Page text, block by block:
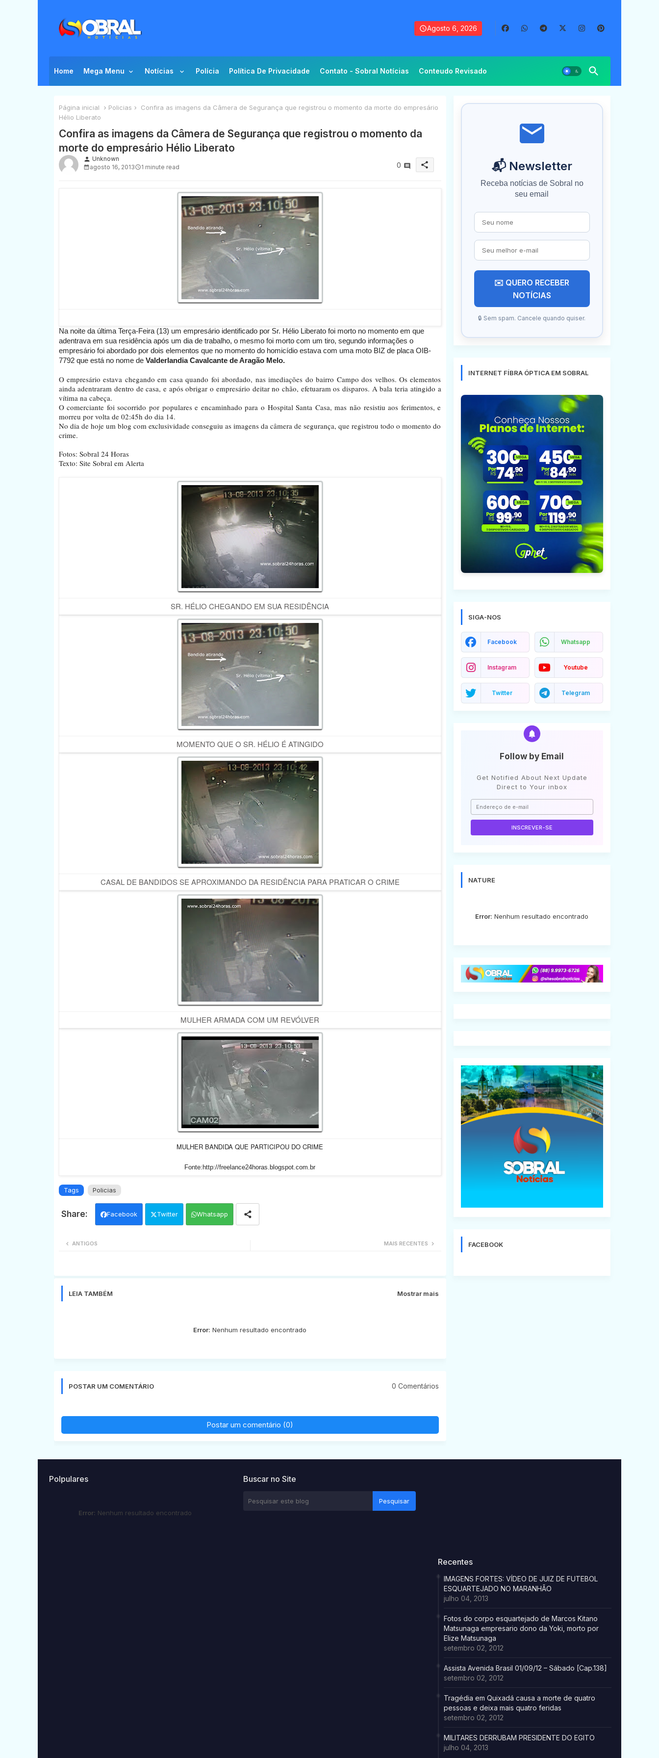
Agosto 6, 2026
Home Mega Menu Notícias Polícia Política De Privacidade Contato - Sobral Notícias Conteudo Revisado
Página inicial Policias
Confira as imagens da Câmera de Segurança que registrou o momento da morte do empresário
Hélio Liberato
Confira as imagens da Câmera de Segurança que registrou o momento da
morte do empresário Hélio Liberato
person Unknown
agosto 16, 2013
1 minute read 0 share
Na noite da última Terça-Feira (13) um empresário identificado por Sr. Hélio Liberato foi morto no momento em que
adentrava em sua residência após um dia de trabalho, o mesmo foi morto com um tiro, segundo informações o
empresário foi abordado por dois elementos que no momento do homicídio estava com uma moto BIZ de placa OIB-
7792 que está no nome de Valderlandia Cavalcante de Aragão Melo.
O empresário estava chegando em casa quando foi abordado, nas imediações do bairro Campo dos velhos. Os elementos
ainda adentraram dentro de casa, e após obrigar o empresário deitar no chão, efetuaram os disparos. A bala teria atingido a
vítima na cabeça.
O comerciante foi socorrido por populares e encaminhado para o Hospital Santa Casa, mas não resistiu aos ferimentos, e
morreu por volta de 02:45h do dia 14.
No dia de hoje um blog com exclusividade conseguiu as imagens da câmera de segurança, que registrou todo o momento do
crime.
Fotos: Sobral 24 Horas
Texto: Site Sobral em Alerta
SR. HÉLIO CHEGANDO EM SUA RESIDÊNCIA
MOMENTO QUE O SR. HÉLIO É ATINGIDO
CASAL DE BANDIDOS SE APROXIMANDO DA RESIDÊNCIA PARA PRATICAR O CRIME
MULHER ARMADA COM UM REVÓLVER
MULHER BANDIDA QUE PARTICIPOU DO CRIME
Fonte:http://freelance24horas.blogspot.com.br
Tags Policias
Facebook Twitter Whatsapp
MAIS RECENTES
ANTIGOS
LEIA TAMBÉM Mostrar mais
Error: Nenhum resultado encontrado
POSTAR UM COMENTÁRIO 0 Comentários
Postar um comentário (0)
📬 Newsletter
Receba notícias de Sobral no
seu email
✉️ QUERO RECEBER
NOTÍCIAS
🔒 Sem spam. Cancele quando quiser.
INTERNET FÍBRA ÓPTICA EM SOBRAL
SIGA-NOS
Facebook Whatsapp
Instagram Youtube
Twitter Telegram
Follow by Email
Get Notified About Next Update
Direct to Your inbox
NATURE
Error: Nenhum resultado encontrado
FACEBOOK
Polpulares
Error: Nenhum resultado encontrado
Buscar no Site
Recentes
IMAGENS FORTES: VÍDEO DE JUIZ DE FUTEBOL
ESQUARTEJADO NO MARANHÃO
julho 04, 2013
Fotos do corpo esquartejado de Marcos Kitano
Matsunaga empresario dono da Yoki, morto por
Elize Matsunaga
setembro 02, 2012
Assista Avenida Brasil 01/09/12 – Sábado [Cap.138]
setembro 02, 2012
Tragédia em Quixadá causa a morte de quatro
pessoas e deixa mais quatro feridas
setembro 02, 2012
MILITARES DERRUBAM PRESIDENTE DO EGITO
julho 04, 2013